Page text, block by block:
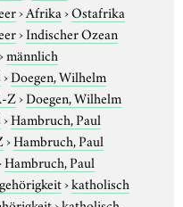
›Afrika›Ostafrika
›Indischer Ozean
männlich
›Doegen, Wilhelm
Z›Doegen, Wilhelm
›Hambruch, Paul
›Hambruch, Paul
Hambruch, Paul
›katholisch